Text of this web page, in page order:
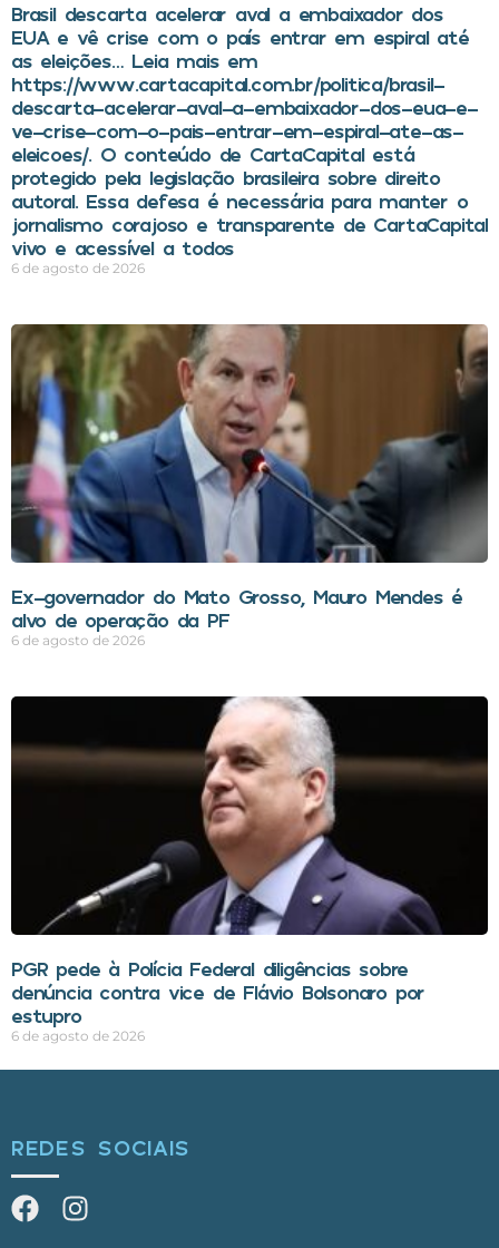
Brasil descarta acelerar aval a embaixador dos
EUA e vê crise com o país entrar em espiral até
as eleições… Leia mais em
https://www.cartacapital.com.br/politica/brasil-
descarta-acelerar-aval-a-embaixador-dos-eua-e-
ve-crise-com-o-pais-entrar-em-espiral-ate-as-
eleicoes/. O conteúdo de CartaCapital está
protegido pela legislação brasileira sobre direito
autoral. Essa defesa é necessária para manter o
jornalismo corajoso e transparente de CartaCapital
vivo e acessível a todos
6 de agosto de 2026
Ex-governador do Mato Grosso, Mauro Mendes é
alvo de operação da PF
6 de agosto de 2026
PGR pede à Polícia Federal diligências sobre
denúncia contra vice de Flávio Bolsonaro por
estupro
6 de agosto de 2026
REDES SOCIAIS